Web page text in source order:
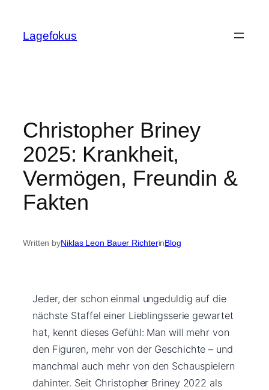
content
Lagefokus
Christopher Briney
2025: Krankheit,
Vermögen, Freundin &
Fakten
Written byNiklas Leon Bauer RichterinBlog
Jeder, der schon einmal ungeduldig auf die
nächste Staffel einer Lieblingsserie gewartet
hat, kennt dieses Gefühl: Man will mehr von
den Figuren, mehr von der Geschichte – und
manchmal auch mehr von den Schauspielern
dahinter. Seit Christopher Briney 2022 als